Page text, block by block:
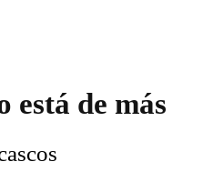
está de más